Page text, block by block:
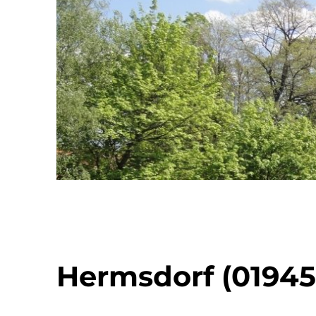
Hermsdorf